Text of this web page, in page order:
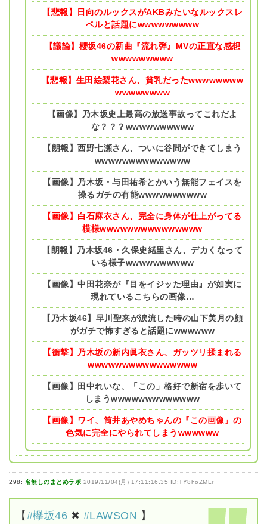
【悲報】日向のルックスがAKBみたいなルックスレ
ベルと話題にwwwwwwwww
【議論】櫻坂46の新曲『流れ弾』MVの正直な感想
wwwwwwwww
【悲報】生田絵梨花さん、貧乳だったwwwwwwww
wwwwwwww
【画像】乃木坂史上最高の放送事故ってこれだよ
な？？？wwwwwwwwww
【朗報】西野七瀬さん、ついに谷間ができてしまう
wwwwwwwwwwwwww
【画像】乃木坂・与田祐希とかいう無能フェイスを
操るガチの有能wwwwwwwwww
【画像】白石麻衣さん、完全に身体が仕上がってる
模様wwwwwwwwwwwwwww
【朗報】乃木坂46・久保史緒里さん、デカくなって
いる様子wwwwwwwwww
【画像】中田花奈が『目をイジッた理由』が如実に
現れているこちらの画像…
【乃木坂46】早川聖来が涙流した時の山下美月の顔
がガチで怖すぎると話題にwwwwww
【衝撃】乃木坂の新内眞衣さん、ガッツリ揉まれる
wwwwwwwwwwwwwwww
【画像】田中れいな、「この」格好で新宿を歩いて
しまうwwwwwwwwwwwww
【画像】ワイ、筒井あやめちゃんの『この画像』の
色気に完全にやられてしまうwwwwww
298: 名無しのまとめラボ 2019/11/04(月) 17:11:16.35 ID:TY8hoZMLr
【 #欅坂46 ✖︎ #LAWSON 】